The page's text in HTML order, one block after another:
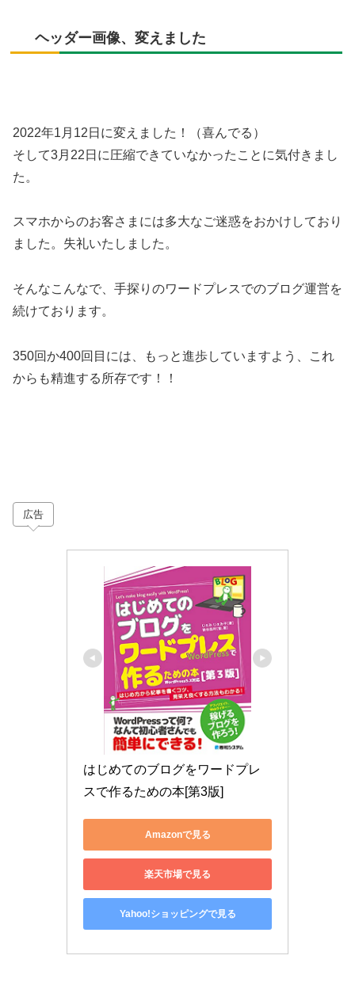
ヘッダー画像、変えました
2022年1月12日に変えました！（喜んでる）
そして3月22日に圧縮できていなかったことに気付きまし
た。
スマホからのお客さまには多大なご迷惑をおかけしており
ました。失礼いたしました。
そんなこんなで、手探りのワードプレスでのブログ運営を
続けております。
350回か400回目には、もっと進歩していますよう、これ
からも精進する所存です！！
広告
はじめてのブログをワードプレ
スで作るための本[第3版]
Amazonで見る
楽天市場で見る
Yahoo!ショッピングで見る